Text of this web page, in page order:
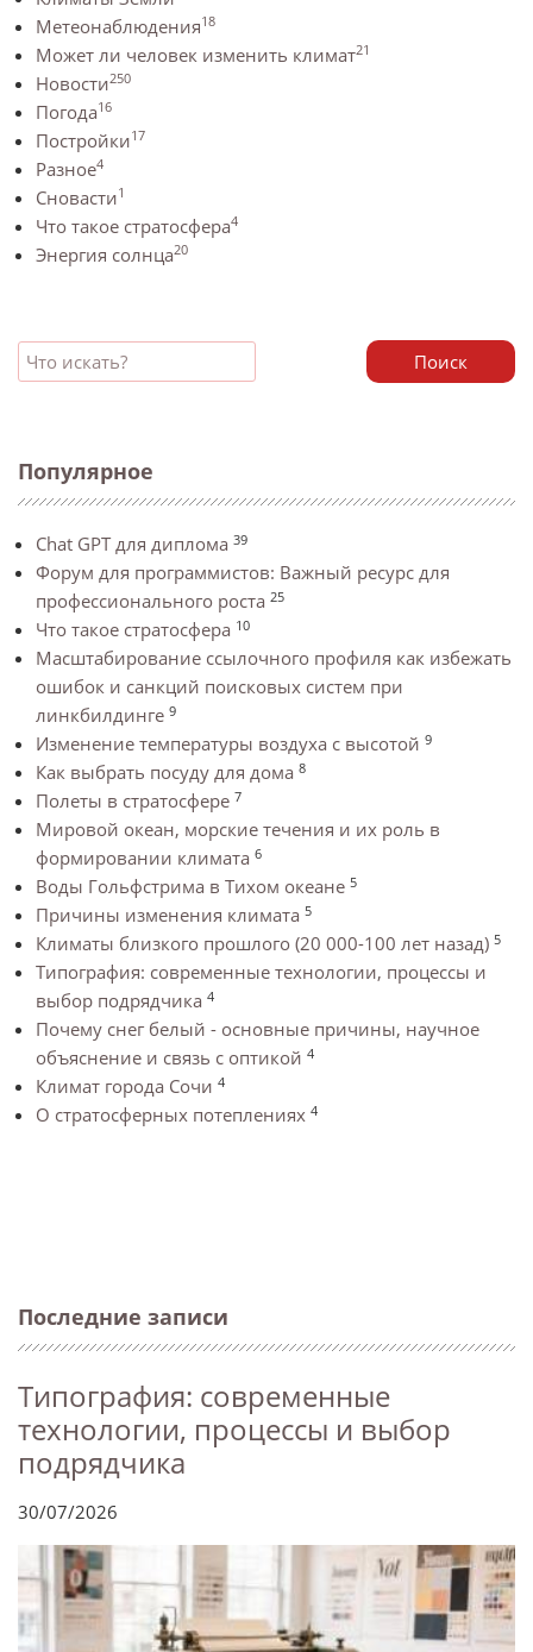
Метеонаблюдения18
Может ли человек изменить климат21
Новости250
Погода16
Постройки17
Разное4
Сновасти1
Что такое стратосфера4
Энергия солнца20
Поиск
Популярное
Chat GPT для диплома 39
Форум для программистов: Важный ресурс для
профессионального роста 25
Что такое стратосфера 10
Масштабирование ссылочного профиля как избежать
ошибок и санкций поисковых систем при
линкбилдинге 9
Изменение температуры воздуха с высотой 9
Как выбрать посуду для дома 8
Полеты в стратосфере 7
Мировой океан, морские течения и их роль в
формировании климата 6
Воды Гольфстрима в Тихом океане 5
Причины изменения климата 5
Климаты близкого прошлого (20 000-100 лет назад) 5
Типография: современные технологии, процессы и
выбор подрядчика 4
Почему снег белый - основные причины, научное
объяснение и связь с оптикой 4
Климат города Сочи 4
О стратосферных потеплениях 4
Последние записи
Типография: современные
технологии, процессы и выбор
подрядчика
30/07/2026